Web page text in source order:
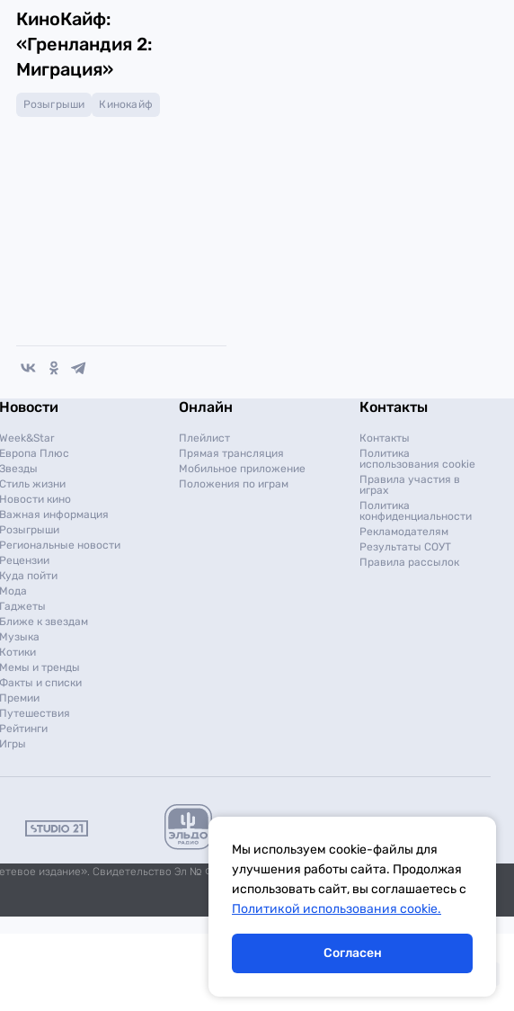
КиноКайф:
«Гренландия 2:
Миграция»
Розыгрыши Кинокайф
Новости
Week&Star
Европа Плюс
Звезды
Стиль жизни
Новости кино
Важная информация
Розыгрыши
Региональные новости
Рецензии
Куда пойти
Мода
Гаджеты
Ближе к звездам
Музыка
Котики
Мемы и тренды
Факты и списки
Премии
Путешествия
Рейтинги
Игры
Онлайн
Плейлист
Прямая трансляция
Мобильное приложение
Положения по играм
Контакты
Контакты
Политика
использования cookie
Правила участия в
играх
Политика
конфиденциальности
Рекламодателям
Результаты СОУТ
Правила рассылок
издание». Свидетельство Эл № ФС77-59972 от 21.11.2014 выдано Федеральной
Мы используем cookie-файлы для
улучшения работы сайта. Продолжая
использовать сайт, вы соглашаетесь с
Политикой использования cookie.
Согласен